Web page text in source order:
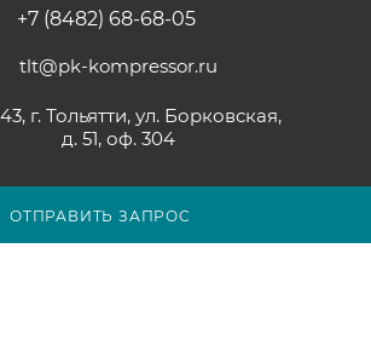
ОТПРАВИТЬ ЗАПРОС
+7 (8482) 68-68-05
tlt@pk-kompressor.ru
г. Тольятти, ул. Борковская,
д. 51, оф. 304